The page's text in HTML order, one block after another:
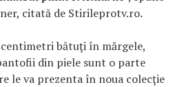
citată de Stirileprotv.ro.
bătuţi în mărgele,
din piele sunt o parte
le va prezenta în noua colecţie